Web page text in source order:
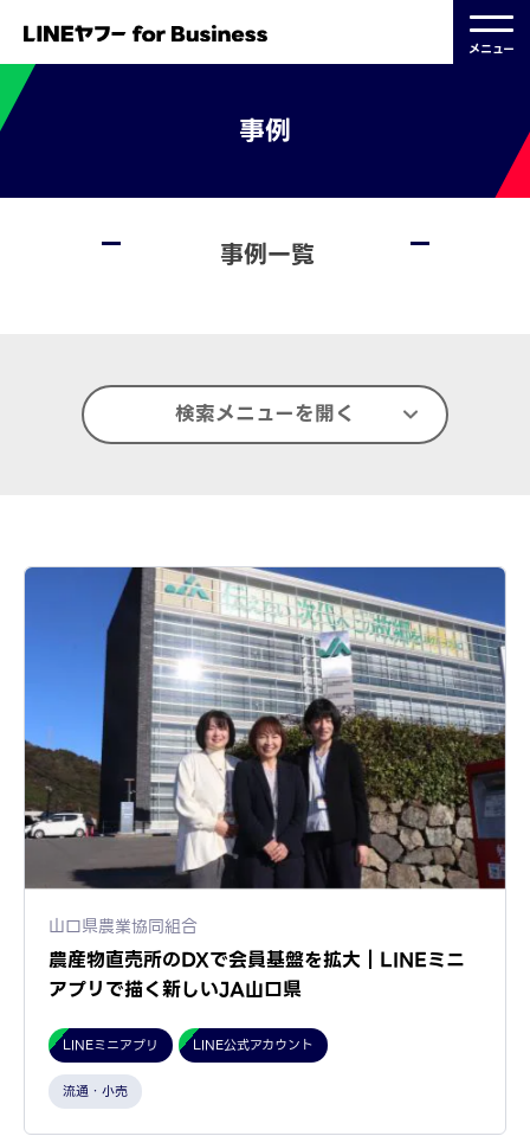
メニュー
事例
事例一覧
検索メニューを開く
山口県農業協同組合
農産物直売所のDXで会員基盤を拡大｜LINEミニ
アプリで描く新しいJA山口県
LINEミニアプリ LINE公式アカウント
流通・小売